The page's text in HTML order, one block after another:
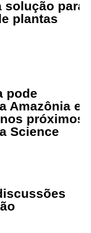
para
plantas
pode
Amazônia
próximos
Science